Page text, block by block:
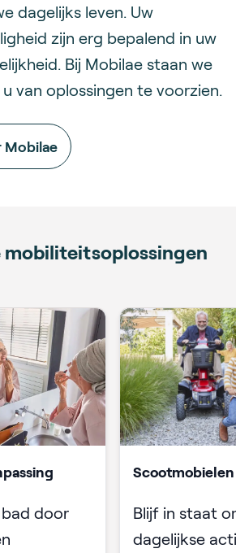
dagelijks leven. Uw
zijn erg bepalend in uw
Bij Mobilae staan we
van oplossingen te voorzien.
Mobilae
mobiliteitsoplossingen
door
Scootmobielen
Blijf in staat
dagelijkse